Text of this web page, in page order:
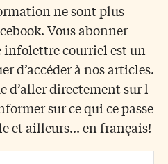
ne sont plus
Vous abonner
courriel est un
d’accéder à nos articles.
d’aller directement sur l-
sur ce qui ce passe
et ailleurs... en français!